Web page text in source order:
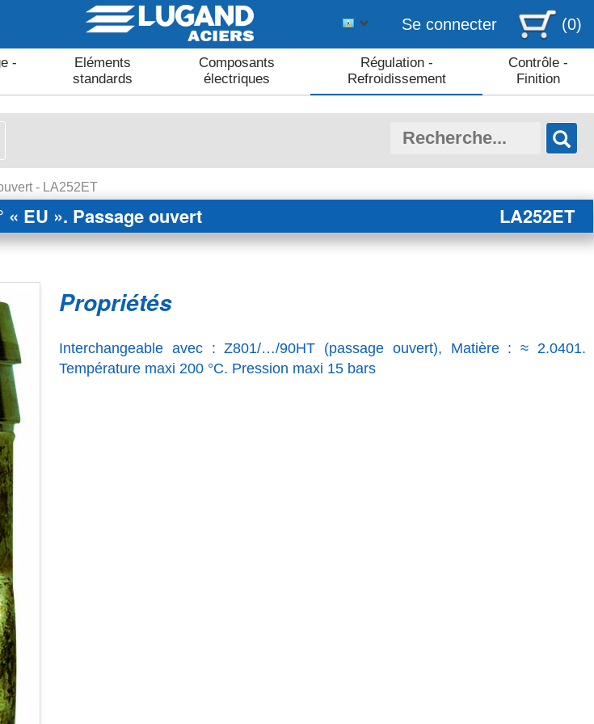
Se connecter (0)
-
Eléments
standards
Composants
électriques
Régulation -
Refroidissement
Contrôle -
Finition
- LA252ET
« EU ». Passage ouvert LA252ET
Propriétés
Interchangeable avec : Z801/…/90HT (passage ouvert), Matière : ≈ 2.0401.
Température maxi 200 °C. Pression maxi 15 bars